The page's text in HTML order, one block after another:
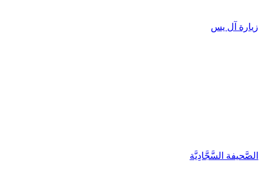
زيارة آل يس
الصَّحيفة السَّجَّادِيَّة